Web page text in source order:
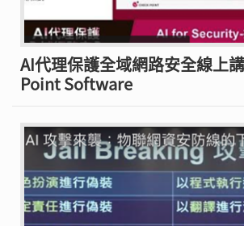
AI代理保護全域網路安全線上
Point Software